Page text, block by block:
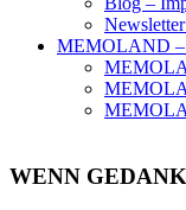
MEMOLAND
WENN